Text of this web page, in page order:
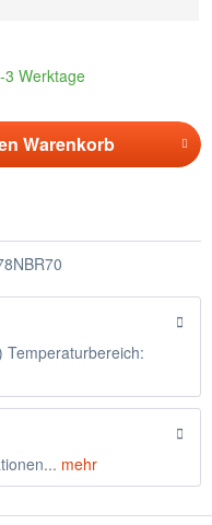
Werktage
Warenkorb
Temperaturbereich:
mehr